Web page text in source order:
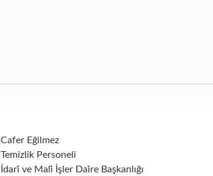
Cafer Eğilmez
Temizlik Personeli
İdari̇ ve Mali̇ İşler Dai̇re Başkanlığı